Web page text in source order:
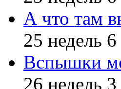
А что там
25 недель
Вспышки
26 недель